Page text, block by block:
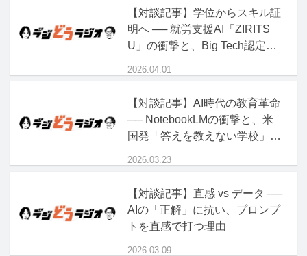
【対談記事】学位からスキル証
明へ ── 就労支援AI「ZIRITS
U」の衝撃と、Big Tech認定資
2026.04.01
【対談記事】AI時代の教育革命
── NotebookLMの衝撃と、米
国発「答えを教えない学校」の
2026.03.23
【対談記事】直感 vs データ ──
AIの「正解」に抗い、プロンプ
トを直感で打つ理由
2026.03.09